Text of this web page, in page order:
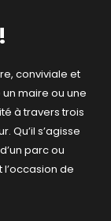
conviviale et
maire ou une
à travers trois
Qu’il s’agisse
parc ou
de